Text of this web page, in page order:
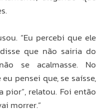
“Eu percebi que ele
que não sairia do
se acalmasse. No
pensei que, se saísse,
pior”, relatou. Foi então
morrer.”